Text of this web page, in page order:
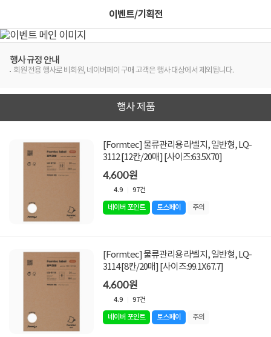
이벤트/기획전
행사 규정 안내
회원 전용 행사로 비회원, 네이버페이 구매 고객은 행사 대상에서 제외됩니다.
행사 제품
[Formtec] 물류관리용 라벨지, 일반형, LQ-
3112 [12칸/20매] [사이즈:63.5X70]
4,600원
4.9 97건
네이버 포인트 토스페이 주의
[Formtec] 물류관리용 라벨지, 일반형, LQ-
3114 [8칸/20매] [사이즈:99.1X67.7]
4,600원
4.9 97건
네이버 포인트 토스페이 주의